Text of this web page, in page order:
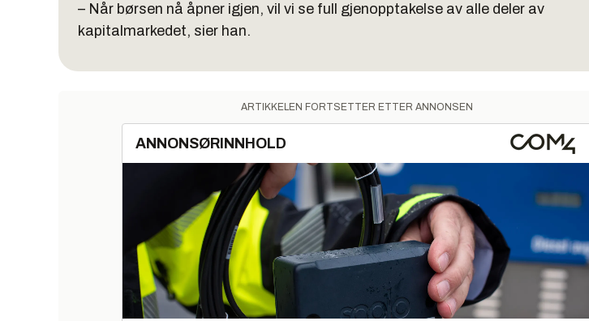
– Når børsen nå åpner igjen, vil vi se full gjenopptakelse av alle deler av
kapitalmarkedet, sier han.
ARTIKKELEN FORTSETTER ETTER ANNONSEN
ANNONSØRINNHOLD